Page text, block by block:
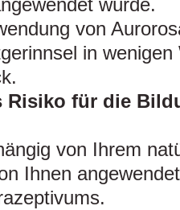
würde.
von
in
Risiko für die
von Ihrem
Ihnen